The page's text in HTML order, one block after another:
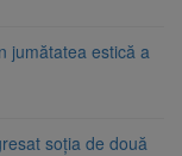
jumătatea estică a
soția de două